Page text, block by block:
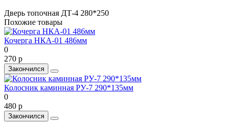
Дверь топочная ДТ-4 280*250
Похожие товары
Кочерга НКА-01 486мм
0
270 р
Закончился
Колосник каминная РУ-7 290*135мм
0
480 р
Закончился